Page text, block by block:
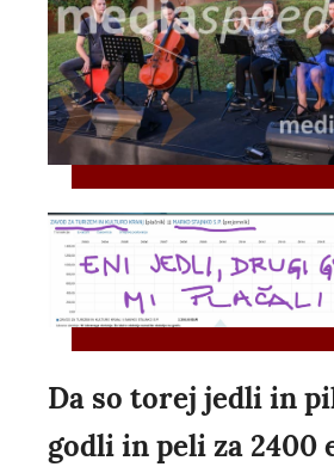
Da so torej jedli in
godli in peli za 2400